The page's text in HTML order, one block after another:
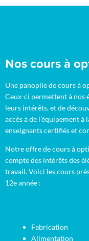
Nos cours à
Une panoplie de cours à
Ceux-ci permettent à nos
leurs intérêts, et de
accès à de l’équipement
enseignants certifiés et
Notre offre de cours à
compte des intérêts des
travail. Voici les cours
12e année :
Fabrication
Alimentation